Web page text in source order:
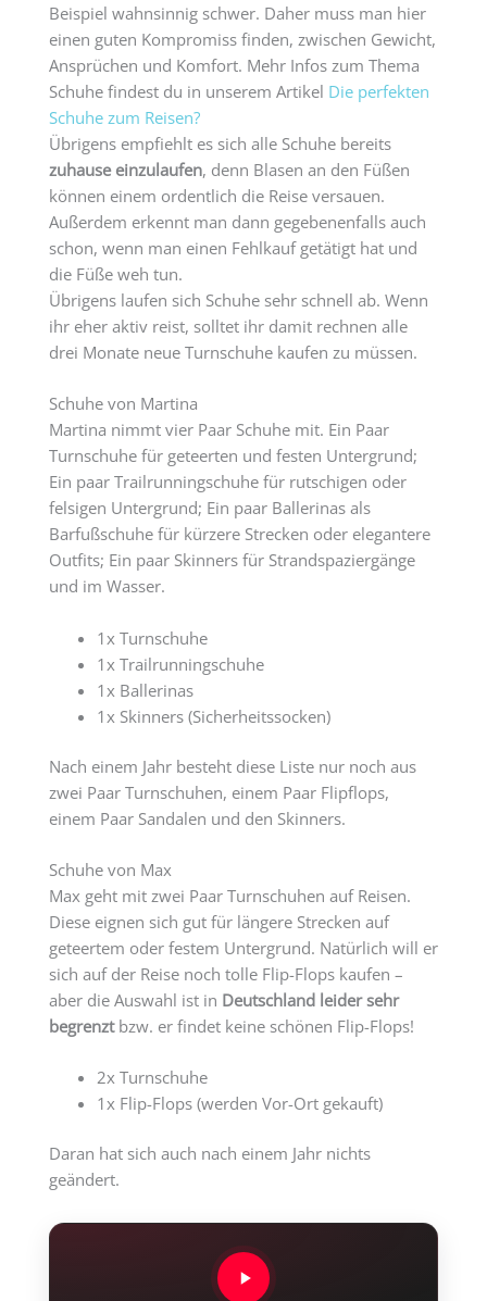
Beispiel wahnsinnig schwer. Daher muss man hier
einen guten Kompromiss finden, zwischen Gewicht,
Ansprüchen und Komfort. Mehr Infos zum Thema
Schuhe findest du in unserem Artikel Die perfekten
Schuhe zum Reisen?
Übrigens empfiehlt es sich alle Schuhe bereits
zuhause einzulaufen, denn Blasen an den Füßen
können einem ordentlich die Reise versauen.
Außerdem erkennt man dann gegebenenfalls auch
schon, wenn man einen Fehlkauf getätigt hat und
die Füße weh tun.
Übrigens laufen sich Schuhe sehr schnell ab. Wenn
ihr eher aktiv reist, solltet ihr damit rechnen alle
drei Monate neue Turnschuhe kaufen zu müssen.
Schuhe von Martina
Martina nimmt vier Paar Schuhe mit. Ein Paar
Turnschuhe für geteerten und festen Untergrund;
Ein paar Trailrunningschuhe für rutschigen oder
felsigen Untergrund; Ein paar Ballerinas als
Barfußschuhe für kürzere Strecken oder elegantere
Outfits; Ein paar Skinners für Strandspaziergänge
und im Wasser.
1x Turnschuhe
1x Trailrunningschuhe
1x Ballerinas
1x Skinners (Sicherheitssocken)
Nach einem Jahr besteht diese Liste nur noch aus
zwei Paar Turnschuhen, einem Paar Flipflops,
einem Paar Sandalen und den Skinners.
Schuhe von Max
Max geht mit zwei Paar Turnschuhen auf Reisen.
Diese eignen sich gut für längere Strecken auf
geteertem oder festem Untergrund. Natürlich will er
sich auf der Reise noch tolle Flip-Flops kaufen –
aber die Auswahl ist in Deutschland leider sehr
begrenztbzw. er findet keine schönen Flip-Flops!
2x Turnschuhe
1x Flip-Flops (werden Vor-Ort gekauft)
Daran hat sich auch nach einem Jahr nichts
geändert.